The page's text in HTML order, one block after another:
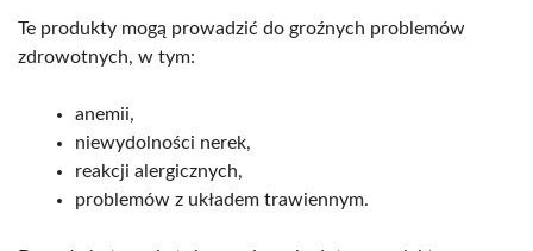
Te produkty mogą prowadzić do groźnych problemów
zdrowotnych, w tym:
anemii,
niewydolności nerek,
reakcji alergicznych,
problemów z układem trawiennym.